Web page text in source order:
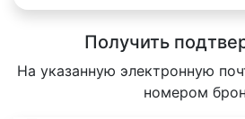
Получить
На указанную электронную
номером